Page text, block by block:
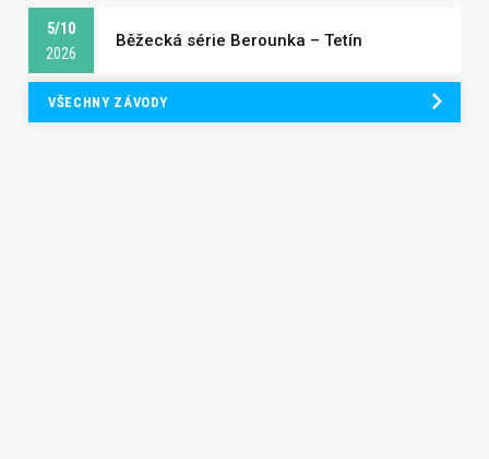
5/10
2026
Běžecká série Berounka – Tetín
VŠECHNY ZÁVODY